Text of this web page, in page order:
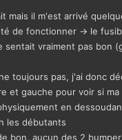
mais il m'est arrivé
de fonctionner -> le
vraiment pas bon
toujours pas, j'ai donc
et gauche pour voir si
en
les débutants
bon, aucun des 2